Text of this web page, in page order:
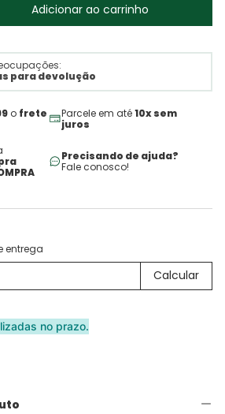
Adicionar ao carrinho
para devolução
o frete
Parcele em até10x sem
juros
Precisando de ajuda?
Fale conosco!
entrega
no prazo.